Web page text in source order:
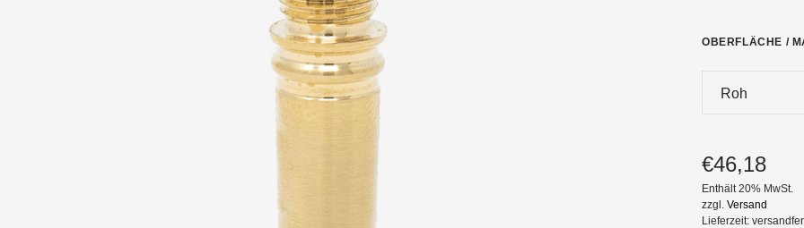
ORCHESTER
OBERFLÄCHE /
€46,18
Enthält 20% MwSt.
zzgl. Versand
Lieferzeit: